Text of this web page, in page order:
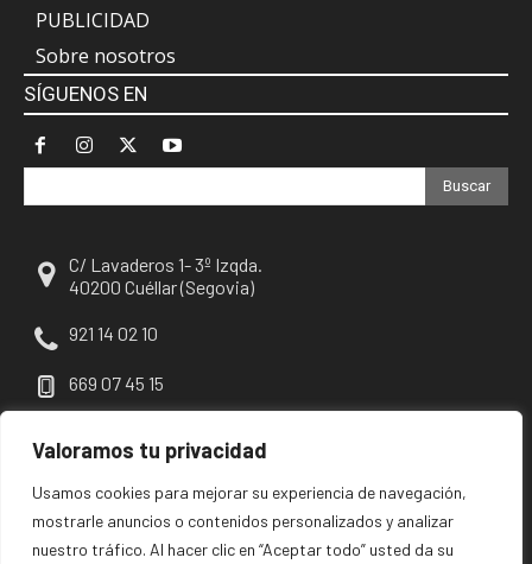
Valoramos tu privacidad
Usamos cookies para mejorar su experiencia de navegación,
mostrarle anuncios o contenidos personalizados y analizar
nuestro tráfico. Al hacer clic en “Aceptar todo” usted da su
PUBLICIDAD
Sobre nosotros
SÍGUENOS EN
Buscar
C/ Lavaderos 1- 3º Izqda.
40200 Cuéllar (Segovia)
921 14 02 10
669 07 45 15